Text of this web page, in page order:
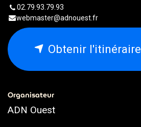
02.79.93.79.93
webmaster@adnouest.fr
Obtenir l'itinéraire
Organisateur
ADN Ouest